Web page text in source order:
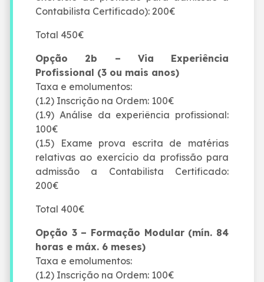
Contabilista Certificado): 200€
Total 450€
Opção 2b – Via Experiência
Profissional (3 ou mais anos)
Taxa e emolumentos:
(1.2) Inscrição na Ordem: 100€
(1.9) Análise da experiência profissional:
100€
(1.5) Exame prova escrita de matérias
relativas ao exercício da profissão para
admissão a Contabilista Certificado:
200€
Total 400€
Opção 3 – Formação Modular (mín. 84
horas e máx. 6 meses)
Taxa e emolumentos:
(1.2) Inscrição na Ordem: 100€